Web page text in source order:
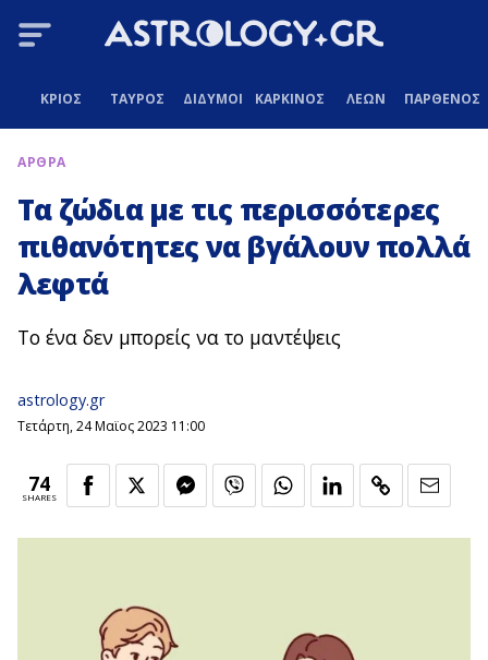
ΚΡΙΟΣ ΤΑΥΡΟΣ ΔΙΔΥΜΟΙ ΚΑΡΚΙΝΟΣ ΛΕΩΝ ΠΑΡΘΕΝΟΣ
ΑΡΘΡΑ
Τα ζώδια με τις περισσότερες
πιθανότητες να βγάλουν πολλά
λεφτά
Το ένα δεν μπορείς να το μαντέψεις
astrology.gr
Τετάρτη, 24 Μαϊος 2023 11:00
74
SHARES